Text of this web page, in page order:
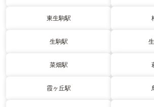
東生駒駅
生駒駅
菜畑駅
霞ヶ丘駅